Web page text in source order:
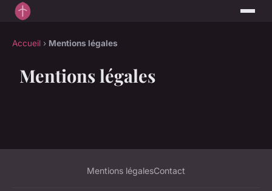
Accueil › Mentions légales
Mentions légales
Mentions légalesContact